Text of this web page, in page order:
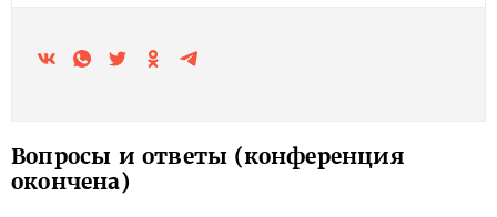
Вопросы и ответы (конференция
окончена)